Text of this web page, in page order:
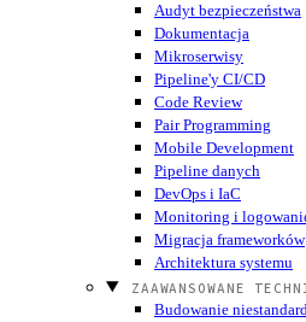
Audyt bezpieczeństwa
Dokumentacja
Mikroserwisy
Pipeline'y CI/CD
Code Review
Pair Programming
Mobile Development
Pipeline danych
DevOps i IaC
Monitoring i
Migracja frameworków
Architektura systemu
ZAAWANSOWANE
Budowanie